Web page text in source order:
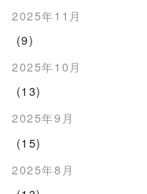
2025年11月
(9)
2025年10月
(13)
2025年9月
(15)
2025年8月